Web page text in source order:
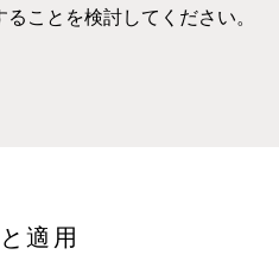
ことを検討してください。
適用